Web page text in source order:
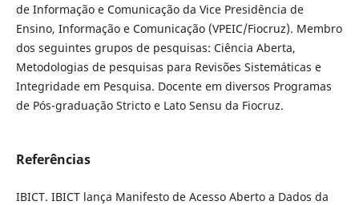
de Informação e Comunicação da Vice Presidência de
Ensino, Informação e Comunicação (VPEIC/Fiocruz). Membro
dos seguintes grupos de pesquisas: Ciência Aberta,
Metodologias de pesquisas para Revisões Sistemáticas e
Integridade em Pesquisa. Docente em diversos Programas
de Pós-graduação Stricto e Lato Sensu da Fiocruz.
Referências
IBICT. IBICT lança Manifesto de Acesso Aberto a Dados da